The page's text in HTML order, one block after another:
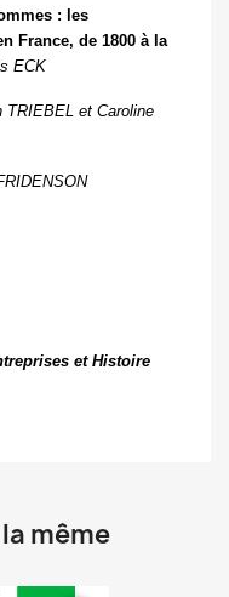
: les
France, de 1800 à la
ECK
TRIEBEL et Caroline
RIDENSON
et Histoire
même